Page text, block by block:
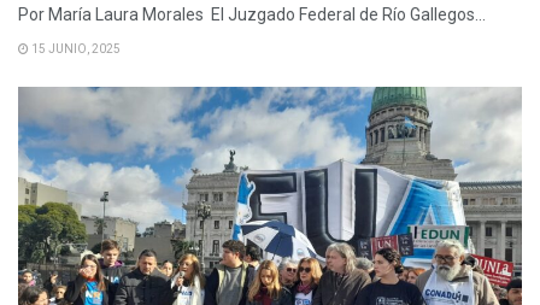
Por María Laura Morales El Juzgado Federal de Río Gallegos...
15 JUNIO, 2025